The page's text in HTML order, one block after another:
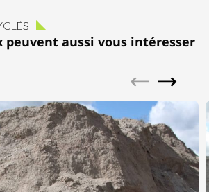
peuvent aussi vous intéresser